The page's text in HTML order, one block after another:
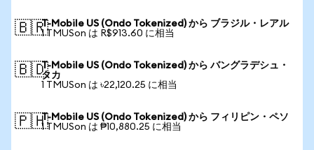
🇧🇷T-Mobile US (Ondo Tokenized) から ブラジル・レアル
1 TMUSon は R$913.60 に相当
🇧🇩T-Mobile US (Ondo Tokenized) から バングラデシュ・
タカ
1 TMUSon は ৳22,120.25 に相当
🇵🇭T-Mobile US (Ondo Tokenized) から フィリピン・ペソ
1 TMUSon は ₱10,880.25 に相当